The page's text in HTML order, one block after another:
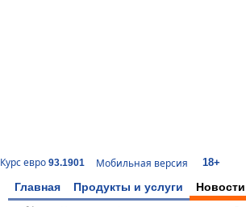
Курс евро 93.1901 Мобильная версия 18+
Главная Продукты и услуги Новости